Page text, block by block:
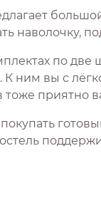
наволочку,
по
К ним вы с
приятно